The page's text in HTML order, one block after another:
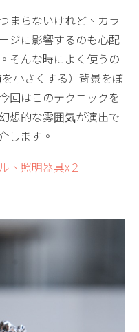
まらないけれど、カラ
ジに影響するのも心配
そんな時によく使うの
小さくする）背景をぼ
回はこのテクニックを
想的な雰囲気が演出で
します。
、照明器具x２